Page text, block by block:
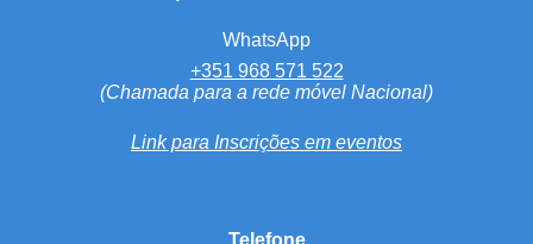
WhatsApp
+351 968 571 522
(Chamada para a rede móvel Nacional)
Link para Inscrições em eventos
Telefone